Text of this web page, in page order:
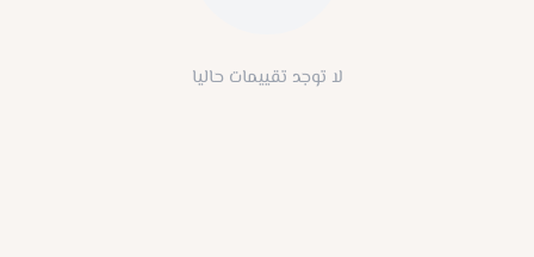
لا توجد تقييمات حاليا